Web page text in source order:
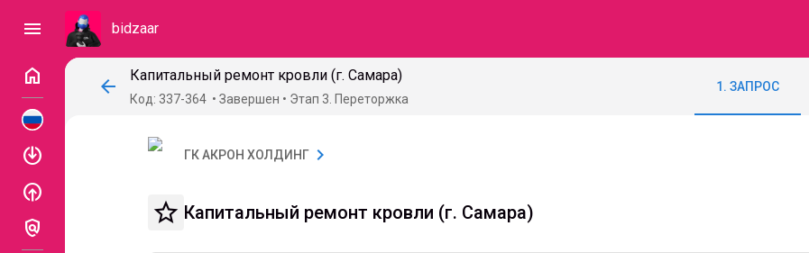
menu bidzaar
home
enable
enable
policy
arrow_back
Капитальный ремонт кровли (г. Самара)
Код: 337-364 Завершен Этап 3. Переторжка
1. ЗАПРОС
ГК АКРОН ХОЛДИНГ chevron_right
star_border Капитальный ремонт кровли (г. Самара)